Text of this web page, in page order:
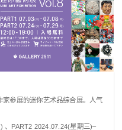
参展的迷你艺术品综合展。人气
PART2 2024.07.24(星期三)–